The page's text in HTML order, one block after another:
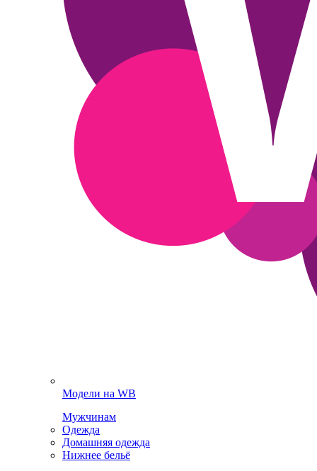
Модели на WB
Мужчинам
Одежда
Домашняя одежда
Нижнее бельё